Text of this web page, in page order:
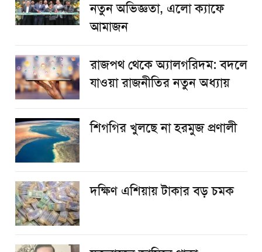
নতুন অভিজ্ঞতা, এলো ক্যাফে
আমাজন
রাজপথ থেকে অ্যালগরিদম: বদলে
যাওয়া রাজনীতির নতুন অধ্যায়
শিগগির খুলছে না হরমুজ প্রণালী
দক্ষিণ এশিয়ায় টাকার বড় চমক